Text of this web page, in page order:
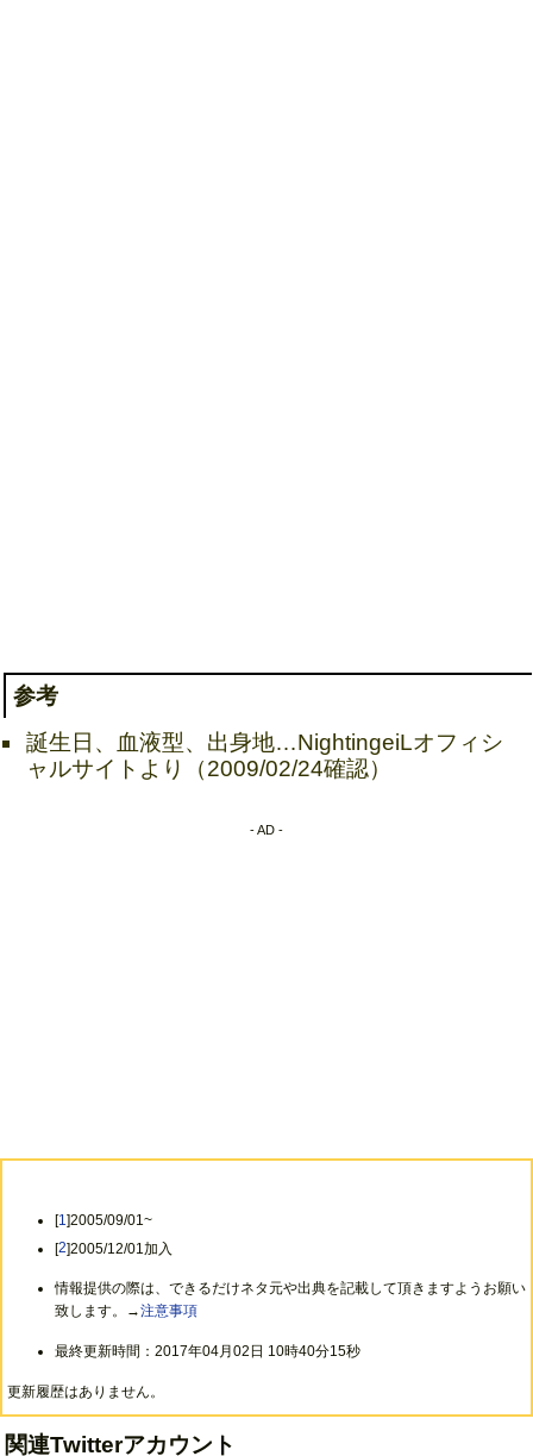
参考
誕生日、血液型、出身地…NightingeiLオフィシ
ャルサイトより（2009/02/24確認）
- AD -
[1]2005/09/01~
[2]2005/12/01加入
情報提供の際は、できるだけネタ元や出典を記載して頂きますようお願い
致します。→注意事項
最終更新時間：2017年04月02日 10時40分15秒
更新履歴はありません。
関連Twitterアカウント